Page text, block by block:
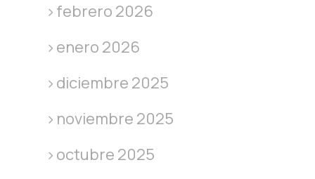
febrero 2026
enero 2026
diciembre 2025
noviembre 2025
octubre 2025